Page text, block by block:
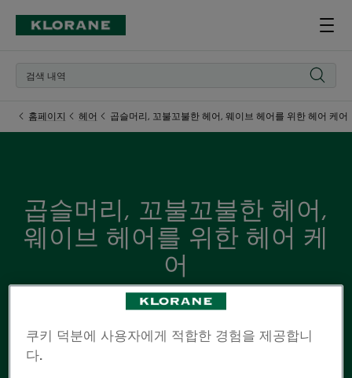
홈페이지 헤어 곱슬머리, 꼬불꼬불한 헤어, 웨이브 헤어를 위한 헤어 케어
곱슬머리, 꼬불꼬불한 헤어,
웨이브 헤어를 위한 헤어 케
어
탄력있는 컬의 비결은 바로 모발에 영양을 공급하는 보습
어, 웨이브 헤어를 위한 오가닉 망고 및 쿠푸아수 헤어 케어
쿠키 덕분에 사용자에게 적합한 경험을 제공합니
다.